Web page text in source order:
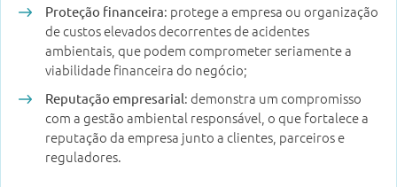
Proteção financeira: protege a empresa ou organização
de custos elevados decorrentes de acidentes
ambientais, que podem comprometer seriamente a
viabilidade financeira do negócio;
Reputação empresarial: demonstra um compromisso
com a gestão ambiental responsável, o que fortalece a
reputação da empresa junto a clientes, parceiros e
reguladores.